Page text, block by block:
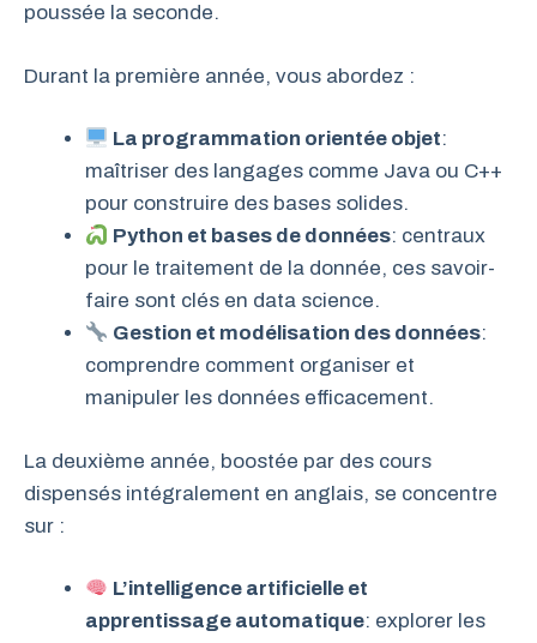
poussée la seconde.
Durant la première année, vous abordez :
La programmation orientée objet:
maîtriser des langages comme Java ou C++
pour construire des bases solides.
Python et bases de données: centraux
pour le traitement de la donnée, ces savoir-
faire sont clés en data science.
Gestion et modélisation des données:
comprendre comment organiser et
manipuler les données efficacement.
La deuxième année, boostée par des cours
dispensés intégralement en anglais, se concentre
sur :
L’intelligence artificielle et
apprentissage automatique: explorer les